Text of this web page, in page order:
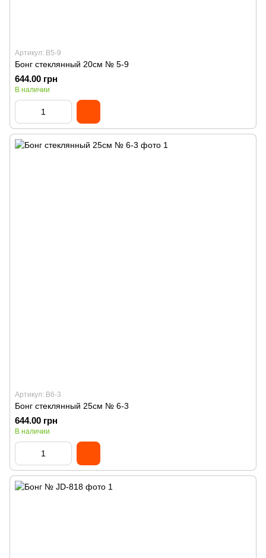
Артикул: B5-9
Бонг стеклянный 20см № 5-9
644.00 грн
В наличии
Артикул: B6-3
Бонг стеклянный 25см № 6-3
644.00 грн
В наличии